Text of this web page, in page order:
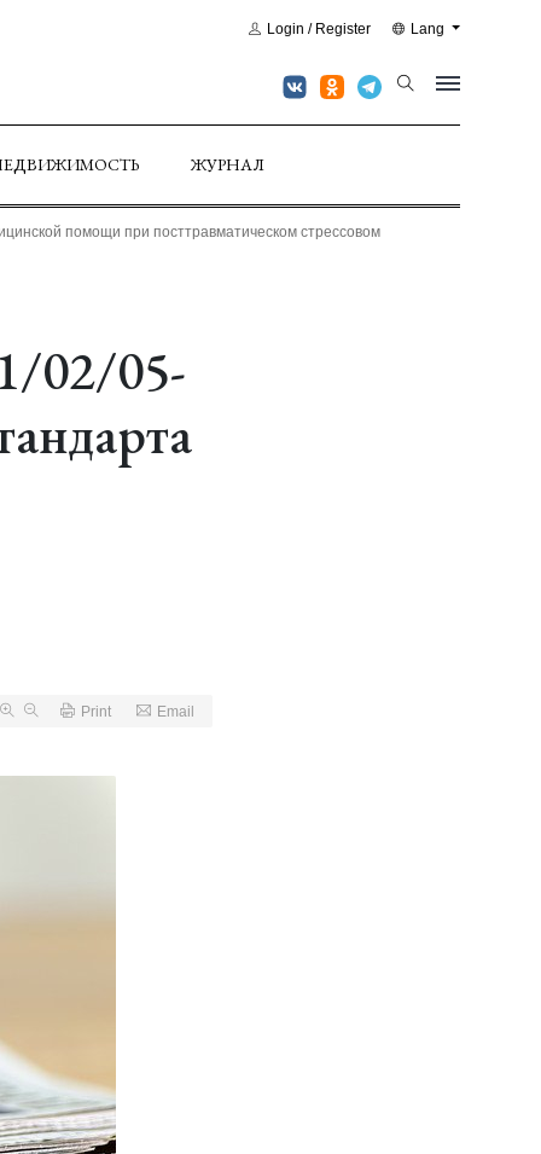
Login / Register Lang
ЖУРНАЛ
помощи при посттравматическом стрессовом
02/05-
Print Email